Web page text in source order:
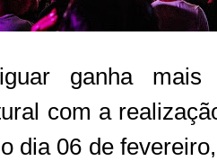
ganha
com a
dia 06 de